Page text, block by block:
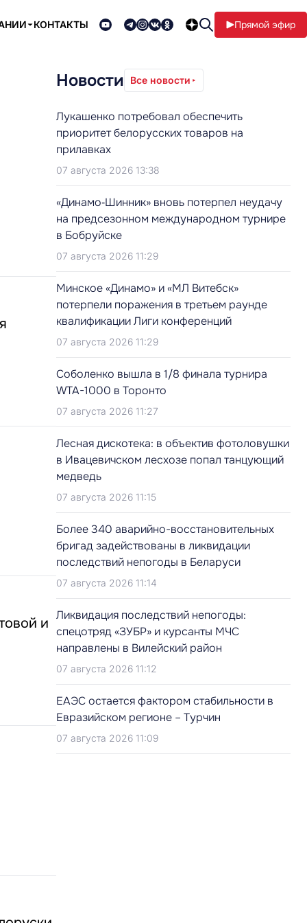
КОНТАКТЫ Прямой эфир
и
Новости Все новости
Лукашенко потребовал обеспечить
приоритет белорусских товаров на
прилавках
07 августа 2026 13:38
«Динамо‑Шинник» вновь потерпел неудачу
на предсезонном международном турнире
в Бобруйске
07 августа 2026 11:29
Минское «Динамо» и «МЛ Витебск»
потерпели поражения в третьем раунде
квалификации Лиги конференций
07 августа 2026 11:29
Соболенко вышла в 1/8 финала турнира
WTA-1000 в Торонто
07 августа 2026 11:27
Лесная дискотека: в объектив фотоловушки
в Ивацевичском лесхозе попал танцующий
медведь
07 августа 2026 11:15
Более 340 аварийно-восстановительных
бригад задействованы в ликвидации
последствий непогоды в Беларуси
07 августа 2026 11:14
Ликвидация последствий непогоды:
спецотряд «ЗУБР» и курсанты МЧС
направлены в Вилейский район
07 августа 2026 11:12
ЕАЭС остается фактором стабильности в
Евразийском регионе – Турчин
07 августа 2026 11:09